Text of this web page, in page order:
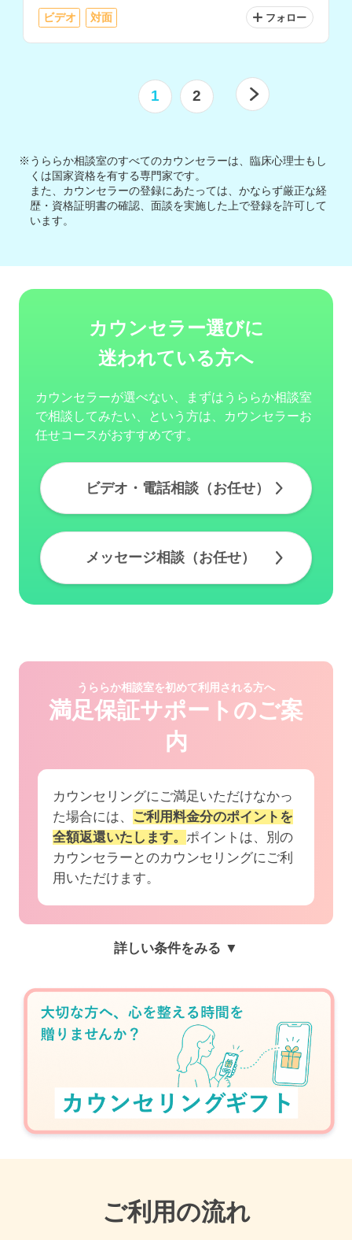
ビデオ 対面 フォロー
1 2
※うららか相談室のすべてのカウンセラーは、臨床心理士もし
くは国家資格を有する専門家です。
また、カウンセラーの登録にあたっては、かならず厳正な経
歴・資格証明書の確認、面談を実施した上で登録を許可して
います。
カウンセラー選びに
迷われている方へ
カウンセラーが選べない、まずはうららか相談室
で相談してみたい、という方は、カウンセラーお
任せコースがおすすめです。
ビデオ・電話相談（お任せ）
メッセージ相談（お任せ）
うららか相談室を初めて利用される方へ
満足保証サポートのご案
内
カウンセリングにご満足いただけなかっ
た場合には、
ご利用料金分のポイントを
全額返還いたします。 ポイントは、別の
カウンセラーとのカウンセリングにご利
用いただけます。
詳しい条件をみる ▼
ご利用の流れ